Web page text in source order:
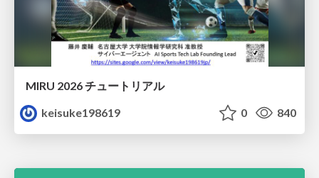
MIRU 2026 チュートリアル
keisuke198619
0 840